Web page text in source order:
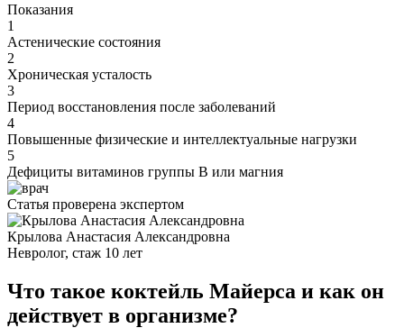
Показания
1
Астенические состояния
2
Хроническая усталость
3
Период восстановления после заболеваний
4
Повышенные физические и интеллектуальные нагрузки
5
Дефициты витаминов группы B или магния
Статья проверена экспертом
Крылова Анастасия Александровна
Невролог, стаж 10 лет
Что такое коктейль Майерса и как он
действует в организме?